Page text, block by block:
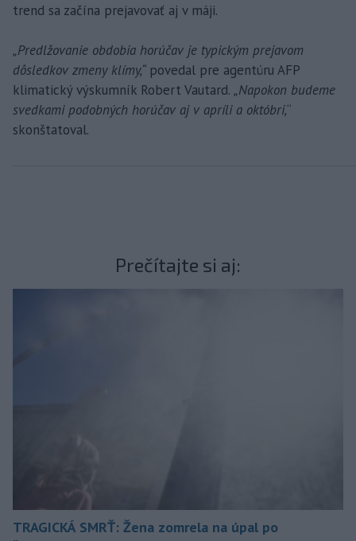
trend sa začína prejavovať aj v máji.
„Predlžovanie obdobia horúčav je typickým prejavom
dôsledkov zmeny klímy,“ povedal pre agentúru AFP
klimatický výskumník Robert Vautard. „Napokon budeme
svedkami podobných horúčav aj v apríli a októbri,“
skonštatoval.
Prečítajte si aj:
TRAGICKÁ SMRŤ: Žena zomrela na úpal po